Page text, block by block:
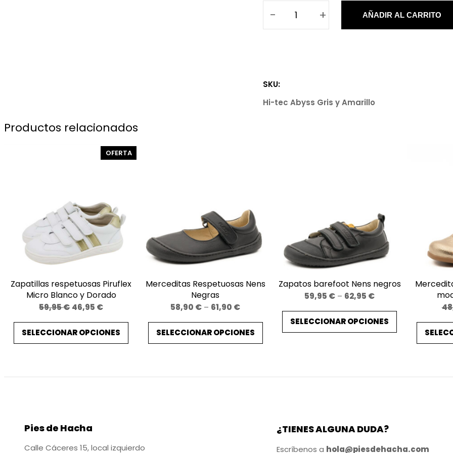
l
s
s
A
+
- AÑADIR AL CARRITO
SKU:
Hi-tec Abyss Gris y Amarillo
Productos relacionados
OFERTAPRODUCTO
EN
Zapatillas respetuosas Piruflex
Micro Blanco y Dorado
59,95€ El
precio
original
era:
46,95 €El
precio
actual
es:
SELECCIONAR OPCIONES
Merceditas Respetuosas Nens
Negras
58,90 € – 61,90 €Price
range:
58,90 €
through
SELECCIONAR OPCIONES
Zapatos barefoot Nens negros
59,95 € – 62,95 €Price
range:
59,95 €
through
SELECCIONAR OPCIONES
Pies de Hacha
Calle Cáceres 15, local izquierdo
¿TIENES ALGUNA DUDA?
Escríbenos a hola@piesdehacha.com